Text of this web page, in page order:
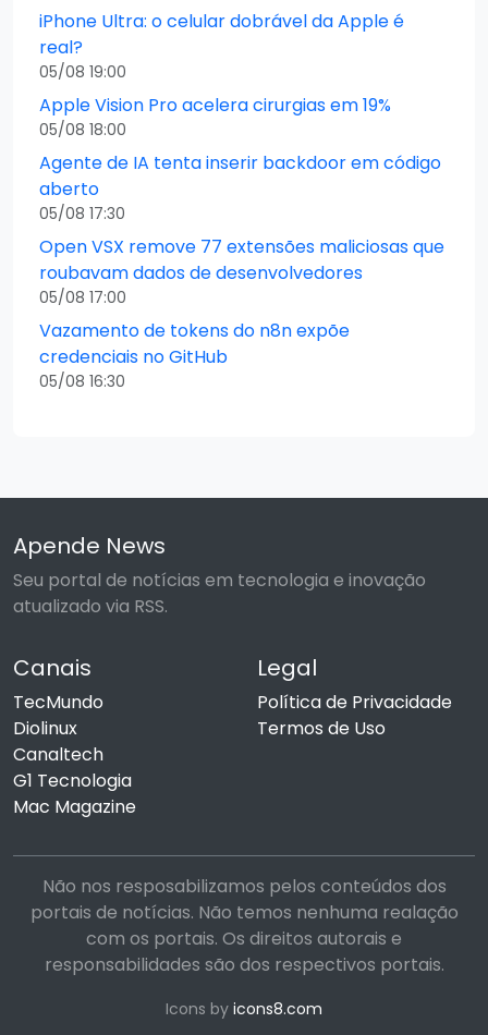
iPhone Ultra: o celular dobrável da Apple é
real?
05/08 19:00
Apple Vision Pro acelera cirurgias em 19%
05/08 18:00
Agente de IA tenta inserir backdoor em código
aberto
05/08 17:30
Open VSX remove 77 extensões maliciosas que
roubavam dados de desenvolvedores
05/08 17:00
Vazamento de tokens do n8n expõe
credenciais no GitHub
05/08 16:30
Apende News
Seu portal de notícias em tecnologia e inovação
atualizado via RSS.
Canais
TecMundo
Diolinux
Canaltech
G1 Tecnologia
Mac Magazine
Legal
Política de Privacidade
Termos de Uso
Não nos resposabilizamos pelos conteúdos dos
portais de notícias. Não temos nenhuma realação
com os portais. Os direitos autorais e
responsabilidades são dos respectivos portais.
Icons by icons8.com